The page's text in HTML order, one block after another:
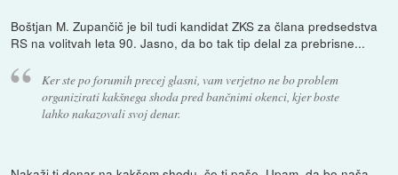
Boštjan M. Zupančič je bil tudi kandidat ZKS za člana predsedstva
RS na volitvah leta 90. Jasno, da bo tak tip delal za prebrisne...
Ker ste po forumih precej glasni, vam verjetno ne bo problem
organizirati kakšnega shoda pred bančnimi okenci, kjer boste
lahko nakazovali svoj denar.